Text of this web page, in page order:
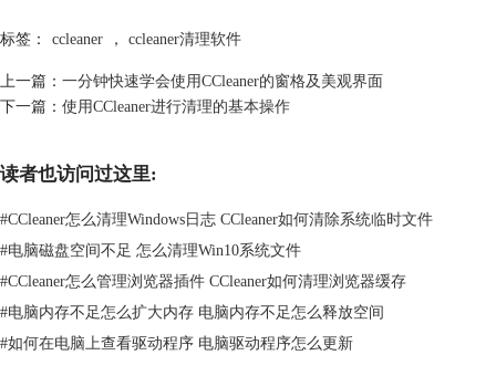
图片2：勾选选项
其次对于很多经常共用计算机的人们，想要清除计算机上网游览以及软件
选项中，分别把需要清理的记录勾选出来。
清理当中有“Windows”和“应用程序”两个选项，windows选项当中包括有游
标签： ccleaner ， ccleaner清理软件
上一篇： 一分钟快速学会使用CCleaner的窗格及美观界面
下一篇： 使用CCleaner进行清理的基本操作
读者也访问过这里:
#CCleaner怎么清理Windows日志 CCleaner如何清除系统临时文件
#电脑磁盘空间不足 怎么清理Win10系统文件
#CCleaner怎么管理浏览器插件 CCleaner如何清理浏览器缓存
#电脑内存不足怎么扩大内存 电脑内存不足怎么释放空间
#如何在电脑上查看驱动程序 电脑驱动程序怎么更新